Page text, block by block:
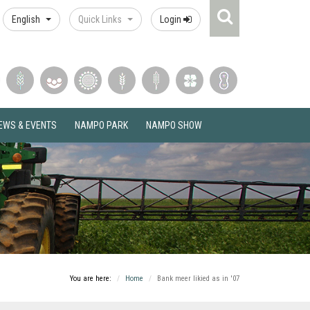
English Quick Links Login
& EVENTS NAMPO PARK NAMPO SHOW
You are here: Home Bank meer likied as in '07